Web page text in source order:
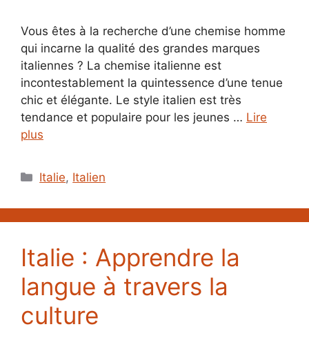
Vous êtes à la recherche d’une chemise homme
qui incarne la qualité des grandes marques
italiennes ? La chemise italienne est
incontestablement la quintessence d’une tenue
chic et élégante. Le style italien est très
tendance et populaire pour les jeunes … Lire
plus
Catégories
Italie, Italien
Italie : Apprendre la
langue à travers la
culture